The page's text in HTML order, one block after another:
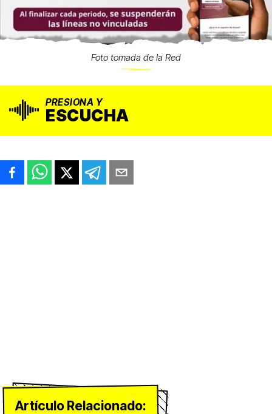
Foto tomada de la Red
PRESIONA Y
ESCUCHA
Artículo Relacionado: